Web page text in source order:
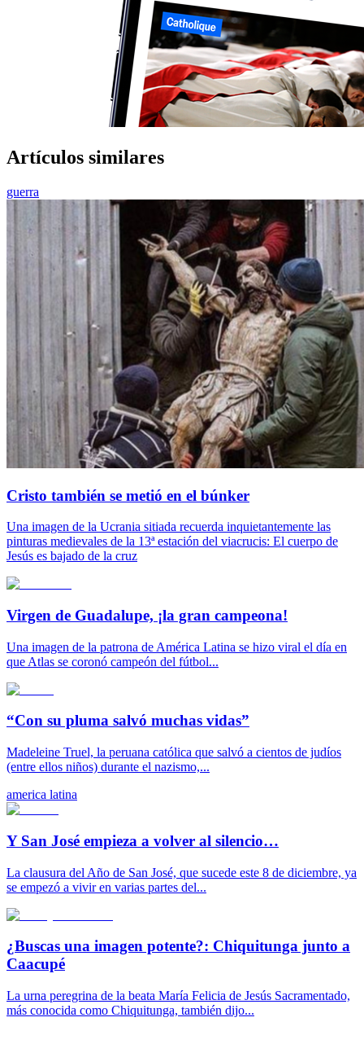
Artículos similares
guerra
Cristo también se metió en el búnker
Una imagen de la Ucrania sitiada recuerda inquietantemente las
pinturas medievales de la 13ª estación del viacrucis: El cuerpo de
Jesús es bajado de la cruz
Virgen de Guadalupe, ¡la gran campeona!
Una imagen de la patrona de América Latina se hizo viral el día en
que Atlas se coronó campeón del fútbol...
“Con su pluma salvó muchas vidas”
Madeleine Truel, la peruana católica que salvó a cientos de judíos
(entre ellos niños) durante el nazismo,...
america latina
Y San José empieza a volver al silencio…
La clausura del Año de San José, que sucede este 8 de diciembre, ya
se empezó a vivir en varias partes del...
¿Buscas una imagen potente?: Chiquitunga junto a
Caacupé
La urna peregrina de la beata María Felicia de Jesús Sacramentado,
más conocida como Chiquitunga, también dijo...